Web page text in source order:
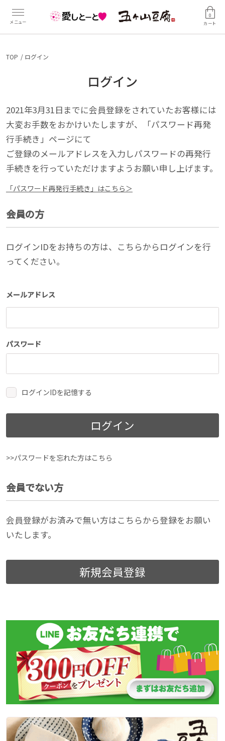
カート
0
TOP ログイン
ログイン
2021年3月31日までに会員登録をされていたお客様には
大変お手数をおかけいたしますが、「パスワード再発
行手続き」ページにて
ご登録のメールアドレスを入力しパスワードの再発行
手続きを行っていただけますようお願い申し上げます。
「パスワード再発行手続き」はこちら＞
会員の方
ログインIDをお持ちの方は、こちらからログインを行
ってください。
メールアドレス
パスワード
ログインIDを記憶する
ログイン
>>パスワードを忘れた方はこちら
会員でない方
会員登録がお済みで無い方はこちらから登録をお願い
いたします。
新規会員登録